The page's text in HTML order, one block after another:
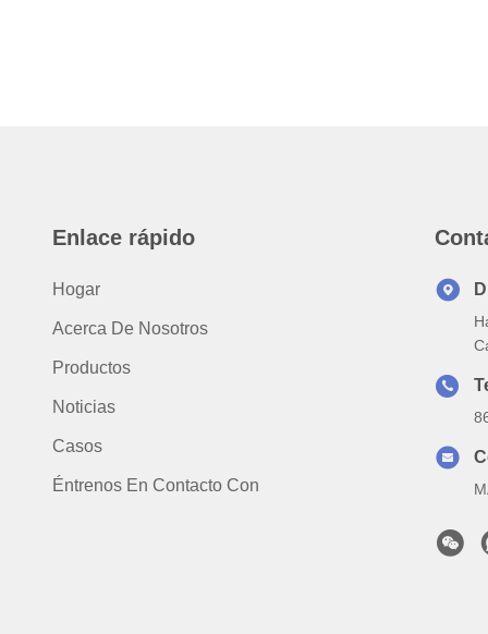
Enlace rápido
Hogar
Acerca De Nosotros
Productos
Noticias
Casos
Éntrenos En Contacto Con